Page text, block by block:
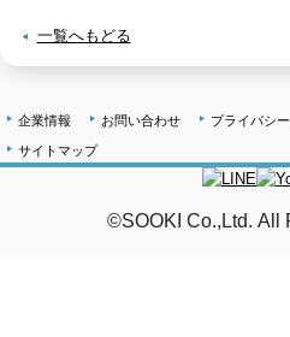
一覧へもどる
企業情報 お問い合わせ プライバシ
サイトマップ
©SOOKI Co.,Ltd. All